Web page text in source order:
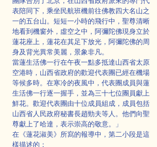
表陪同下，乘坐民航班機前往佛教四大名山之
一的五台山。短短一小時的飛行中，聖尊清晰
地看到機窗外，虛空之中，阿彌陀佛現身立於
蓮花座上，蓮花在其足下放光，阿彌陀佛的周
身及背光異常美麗，景象非凡。
當蓮生活佛一行在午夜一點多抵達山西省太原
空港時，山西省政府的歡迎代表團已經在機場
等候多時。在寒冷的夜風中，代表團成員與蓮
生活佛一行逐一握手，並為三十七位團員獻上
鮮花。歡迎代表團由十位成員組成，成員包括
山西省人民政府秘書長趙勁夫等人。他們向聖
尊獻上了哈達，表示崇高的敬意。」
在《蓮花淑美》所寫的報導中，第二小段是這
樣描述的：